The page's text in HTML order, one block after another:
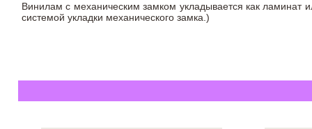
Винилам с механическим замком укладывается как ламинат
системой укладки механического замка.)